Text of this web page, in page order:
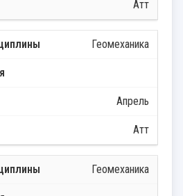
Атт
Геомеханика
Апрель
Атт
Геомеханика